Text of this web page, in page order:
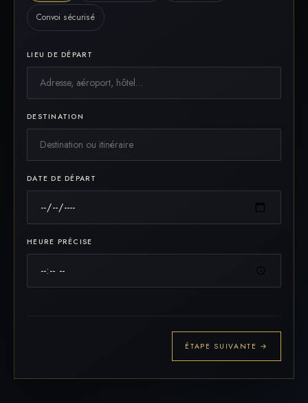
Convoi sécurisé
LIEU DE DÉPART
DESTINATION
DATE DE DÉPART
HEURE PRÉCISE
ÉTAPE SUIVANTE →